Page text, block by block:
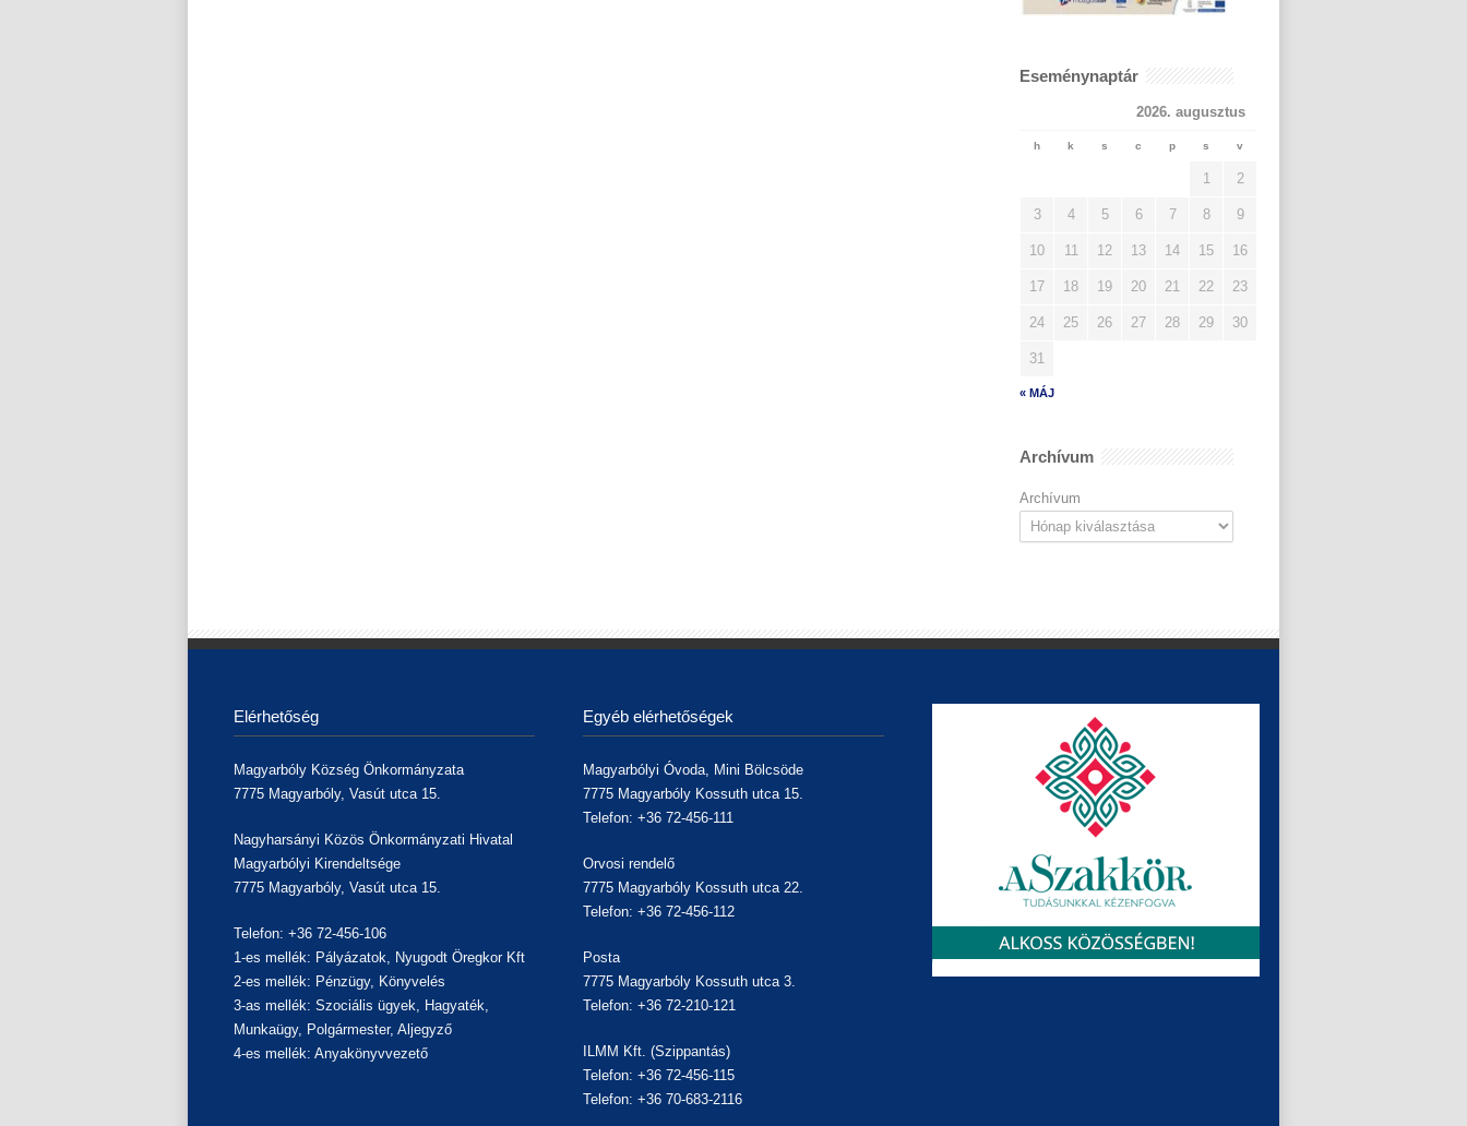
Eseménynaptár
2026. augusztus
h k s c p s v
« MÁJ
1 2
3 4 5 6 7 8 9
10 11 12 13 14 15 16
17 18 19 20 21 22 23
24 25 26 27 28 29 30
31
Archívum
Archívum
Elérhetőség
Magyarbóly Község Önkormányzata
7775 Magyarbóly, Vasút utca 15.
Nagyharsányi Közös Önkormányzati Hivatal
Magyarbólyi Kirendeltsége
7775 Magyarbóly, Vasút utca 15.
Telefon: +36 72-456-106
1-es mellék: Pályázatok, Nyugodt Öregkor Kft
2-es mellék: Pénzügy, Könyvelés
3-as mellék: Szociális ügyek, Hagyaték,
Munkaügy, Polgármester, Aljegyző
4-es mellék: Anyakönyvvezető
Egyéb elérhetőségek
Magyarbólyi Óvoda, Mini Bölcsöde
7775 Magyarbóly Kossuth utca 15.
Telefon: +36 72-456-111
Orvosi rendelő
7775 Magyarbóly Kossuth utca 22.
Telefon: +36 72-456-112
Posta
7775 Magyarbóly Kossuth utca 3.
Telefon: +36 72-210-121
ILMM Kft. (Szippantás)
Telefon: +36 72-456-115
Telefon: +36 70-683-2116